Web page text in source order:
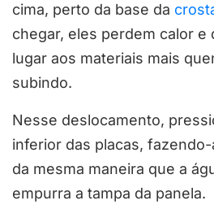
cima, perto da base da
chegar, eles perdem calor e
lugar aos materiais mais
subindo.
Nesse deslocamento,
inferior das placas,
da mesma maneira que a
empurra a tampa da panela.